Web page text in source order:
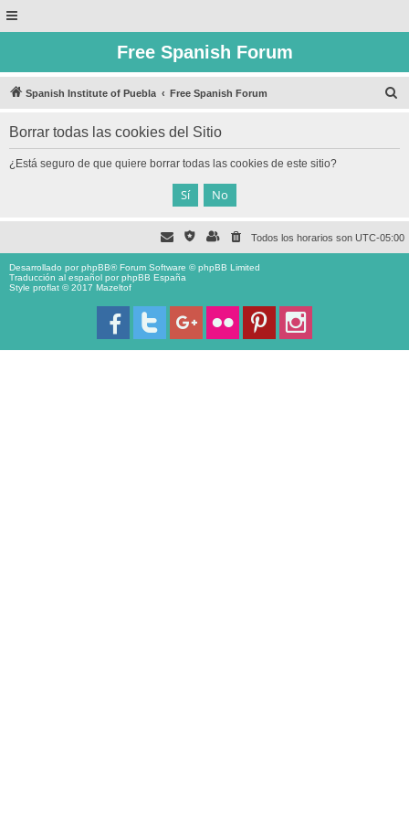
Free Spanish Forum
Spanish Institute of Puebla Free Spanish Forum
Borrar todas las cookies del Sitio
¿Está seguro de que quiere borrar todas las cookies de este sitio?
Todos los horarios son UTC-05:00
Desarrollado porphpBB® Forum Software © phpBB Limited
Traducción al español porphpBB España
Style proflat © 2017 Mazeltof